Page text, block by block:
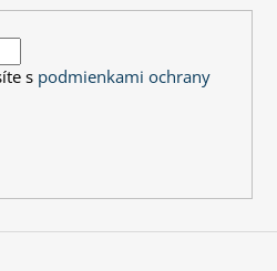
s podmienkami ochrany